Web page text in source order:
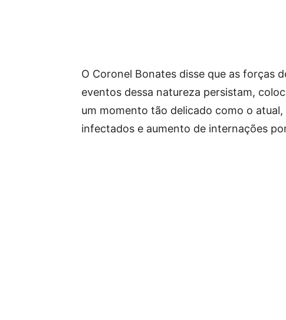
O Coronel Bonates disse que as forças
eventos dessa natureza persistam,
um momento tão delicado como o
infectados e aumento de internações